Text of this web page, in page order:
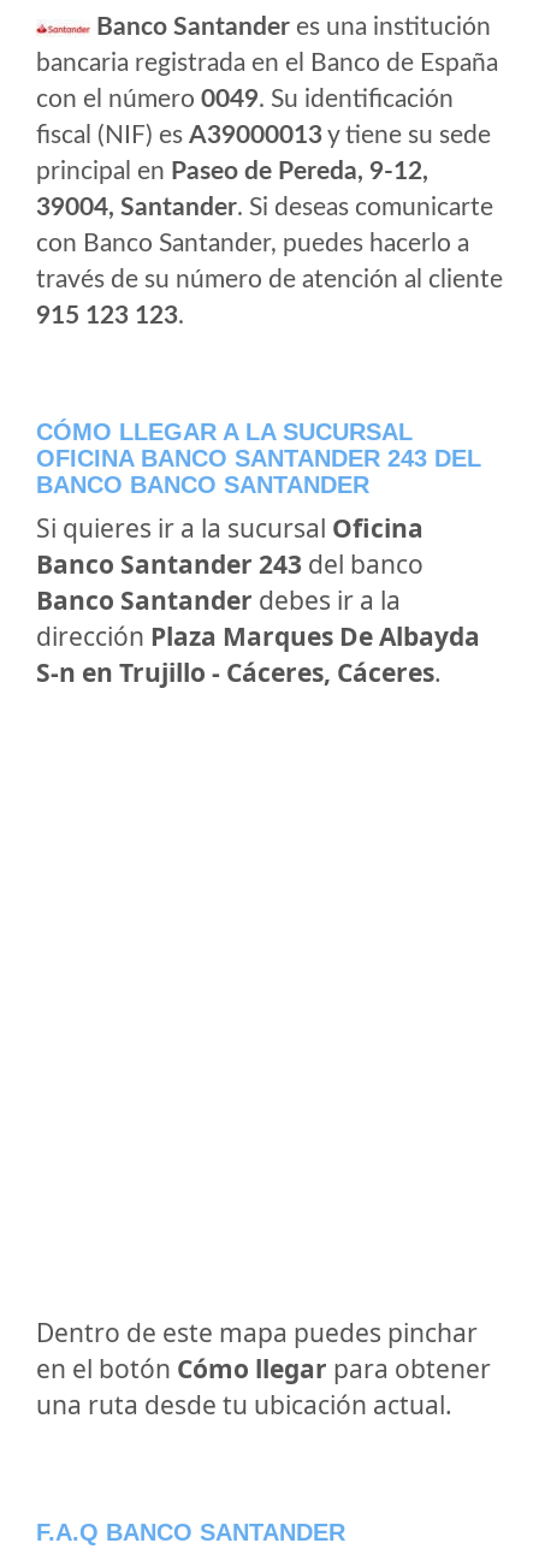
Banco Santander es una institución
bancaria registrada en el Banco de España
con el número 0049. Su identificación
fiscal (NIF) es A39000013y tiene su sede
principal en Paseo de Pereda, 9-12,
39004, Santander. Si deseas comunicarte
con Banco Santander, puedes hacerlo a
través de su número de atención al cliente
915 123 123.
CÓMO LLEGAR A LA SUCURSAL
OFICINA BANCO SANTANDER 243 DEL
BANCO BANCO SANTANDER
Si quieres ir a la sucursal Oficina
Banco Santander 243 del banco
Banco Santander debes ir a la
dirección Plaza Marques De Albayda
S-n en Trujillo - Cáceres, Cáceres.
Dentro de este mapa puedes pinchar
en el botón Cómo llegar para obtener
una ruta desde tu ubicación actual.
F.A.Q BANCO SANTANDER